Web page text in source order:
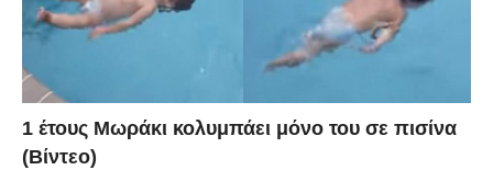
1 έτους Μωράκι κολυμπάει μόνο του σε πισίνα
(Βίντεο)